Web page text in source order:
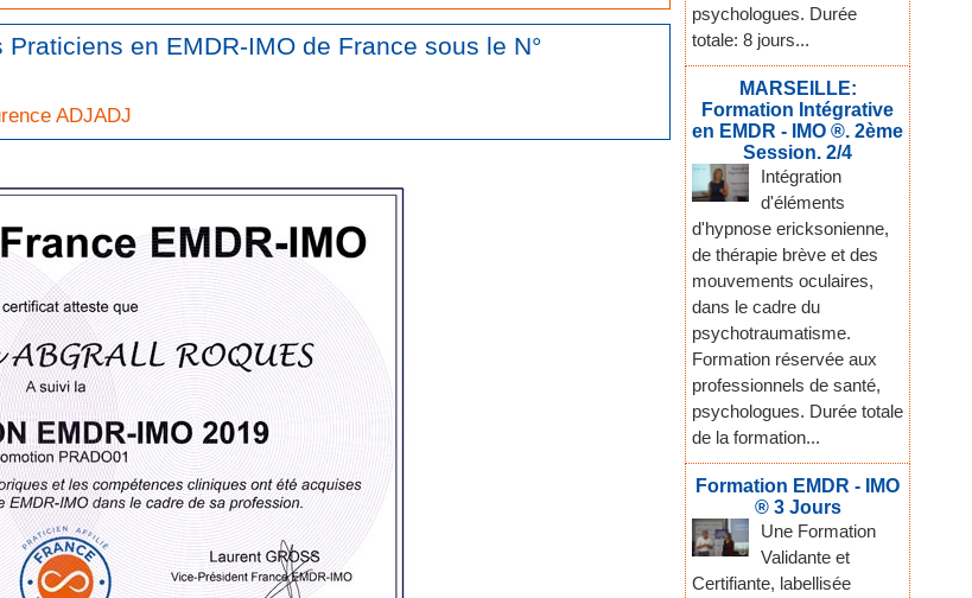
en EMDR-IMO de France sous le N°
ADJADJ
psychologues. Durée
totale: 8 jours...
MARSEILLE:
Formation Intégrative
en EMDR - IMO ®. 2ème
Session. 2/4
Intégration
d'éléments
d'hypnose ericksonienne,
de thérapie brève et des
mouvements oculaires,
dans le cadre du
psychotraumatisme.
Formation réservée aux
professionnels de santé,
psychologues. Durée totale
de la formation...
Formation EMDR - IMO
® 3 Jours
Une Formation
Validante et
Certifiante, labellisée